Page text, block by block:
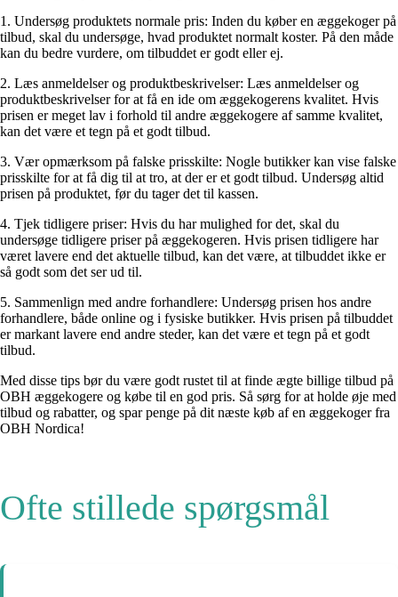
1. Undersøg produktets normale pris: Inden du køber en æggekoger på
tilbud, skal du undersøge, hvad produktet normalt koster. På den måde
kan du bedre vurdere, om tilbuddet er godt eller ej.
2. Læs anmeldelser og produktbeskrivelser: Læs anmeldelser og
produktbeskrivelser for at få en ide om æggekogerens kvalitet. Hvis
prisen er meget lav i forhold til andre æggekogere af samme kvalitet,
kan det være et tegn på et godt tilbud.
3. Vær opmærksom på falske prisskilte: Nogle butikker kan vise falske
prisskilte for at få dig til at tro, at der er et godt tilbud. Undersøg altid
prisen på produktet, før du tager det til kassen.
4. Tjek tidligere priser: Hvis du har mulighed for det, skal du
undersøge tidligere priser på æggekogeren. Hvis prisen tidligere har
været lavere end det aktuelle tilbud, kan det være, at tilbuddet ikke er
så godt som det ser ud til.
5. Sammenlign med andre forhandlere: Undersøg prisen hos andre
forhandlere, både online og i fysiske butikker. Hvis prisen på tilbuddet
er markant lavere end andre steder, kan det være et tegn på et godt
tilbud.
Med disse tips bør du være godt rustet til at finde ægte billige tilbud på
OBH æggekogere og købe til en god pris. Så sørg for at holde øje med
tilbud og rabatter, og spar penge på dit næste køb af en æggekoger fra
OBH Nordica!
Ofte stillede spørgsmål